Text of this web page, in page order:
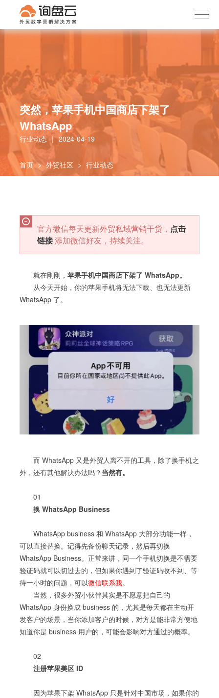
首页
客户案例
内容社区
关于我们
突然，苹果手机中国商店下架了
WhatsApp
行业动态 | 2024-04-19
首页 > 外贸社区 > 行业动态
官方微信每天更新外贸私域营销干货， 点击
链接添加微信好友，持续关注。
就在刚刚， 苹果手机中国商店下架了 WhatsApp。
从今天开始，你的苹果手机将无法下载、也无法更新
WhatsApp 了。
而 WhatsApp 又是外贸人离不开的工具，除了换手机之
外，还有其他解决办法吗？ 当然有。
01
换 WhatsApp Business
WhatsApp business 和 WhatsApp 大部分功能一样，
可以直接替换。记得先备份聊天记录，然后再切换
WhatsApp Business。正常来讲，同一个手机切换是不需要
验证码就可以切过去的，但如果你遇到了验证码收不到、等
待一小时的问题，可以微信联系我。
当然，很多外贸小伙伴其实是不愿意把自己的
WhatsApp 身份换成 business 的，尤其是每天都在主动开
发客户的场景，当你添加客户的时候，对方是能非常方便地
知道你是 business 用户的，可能会影响对方通过的概率。
02
注册苹果美区 ID
因为苹果下架 WhatsApp 只是针对中国市场，如果你的
下载APP